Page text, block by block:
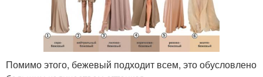
Помимо этого, бежевый подходит всем, это обусловлено